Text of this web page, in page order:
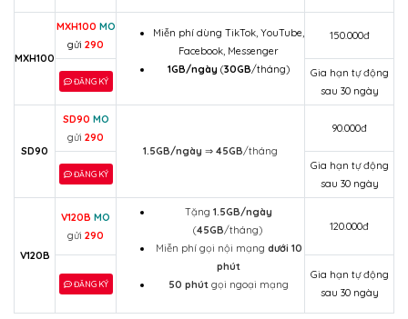
MXH100
MXH100 MO
gửi 290
Miễn phí dùng TikTok, YouTube,
Facebook, Messenger
1GB/ngày (30GB/tháng)
150.000đ
ĐĂNG KÝ
Gia hạn tự động
sau 30 ngày
SD90
SD90 MO
gửi 290
1.5GB/ngày ⇒ 45GB/tháng
90.000đ
ĐĂNG KÝ
Gia hạn tự động
sau 30 ngày
V120B
V120B MO
gửi 290
Tặng 1.5GB/ngày
(45GB/tháng)
Miễn phí gọi nội mạng dưới 10
phút
50 phút gọi ngoại mạng
120.000đ
ĐĂNG KÝ
Gia hạn tự động
sau 30 ngày